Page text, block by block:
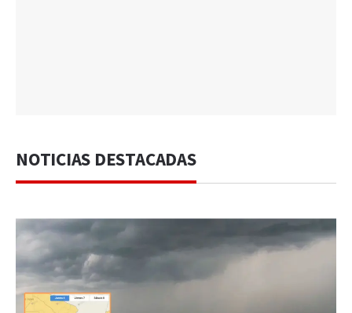
NOTICIAS DESTACADAS